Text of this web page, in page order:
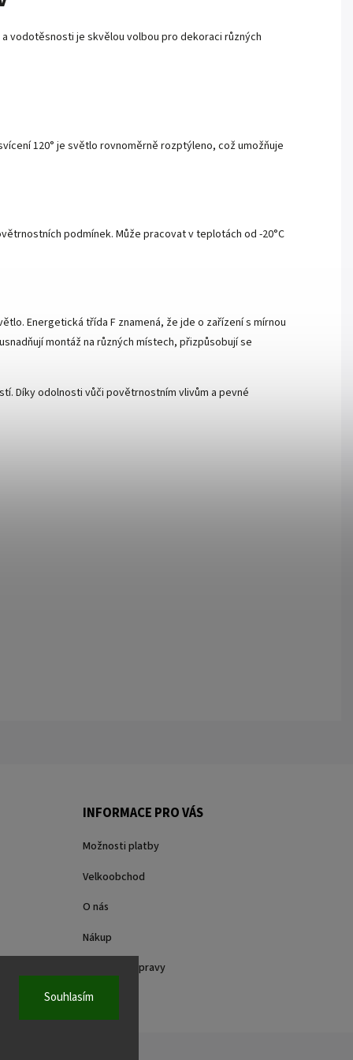
Souhlasím
vodotěsnosti je skvělou volbou pro dekoraci různých
120° je světlo rovnoměrně rozptýleno, což umožňuje
podmínek. Může pracovat v teplotách od -20°C
Energetická třída F znamená, že jde o zařízení s mírnou
montáž na různých místech, přizpůsobují se
Díky odolnosti vůči povětrnostním vlivům a pevné
INFORMACE PRO VÁS
Možnosti platby
Velkoobchod
O nás
Nákup
Způsoby dopravy